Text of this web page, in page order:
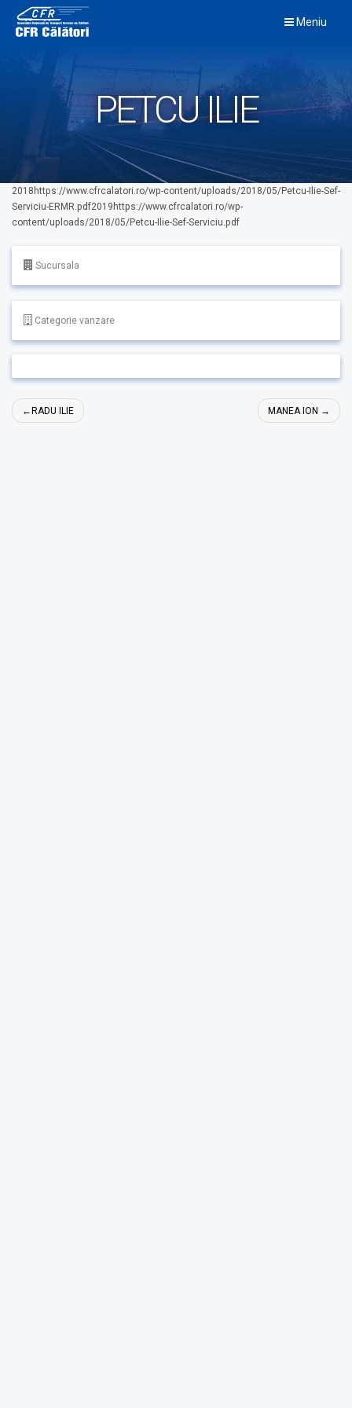
content
Meniu
PETCU ILIE
2018https://www.cfrcalatori.ro/wp-content/uploads/2018/05/Petcu-Ilie-Sef-
Serviciu-ERMR.pdf2019https://www.cfrcalatori.ro/wp-
content/uploads/2018/05/Petcu-Ilie-Sef-Serviciu.pdf
Sucursala
Categorie vanzare
Navigare
în
RADU ILIE MANEA ION